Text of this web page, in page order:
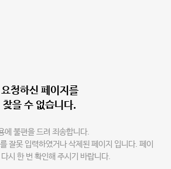
요청하신 페이지를
찾을 수 없습니다.
에 불편을 드려 죄송합니다.
잘못 입력하였거나 삭제된 페이지 입니다. 페이
시 한 번 확인해 주시기 바랍니다.